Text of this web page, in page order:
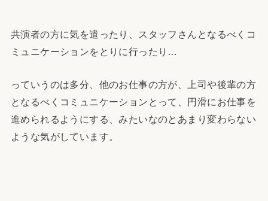
共演者の方に気を遣ったり、スタッフさんとなるべくコ
ミュニケーションをとりに行ったり…
っていうのは多分、他のお仕事の方が、上司や後輩の方
となるべくコミュニケーションとって、円滑にお仕事を
進められるようにする、みたいなのとあまり変わらない
ような気がしています。